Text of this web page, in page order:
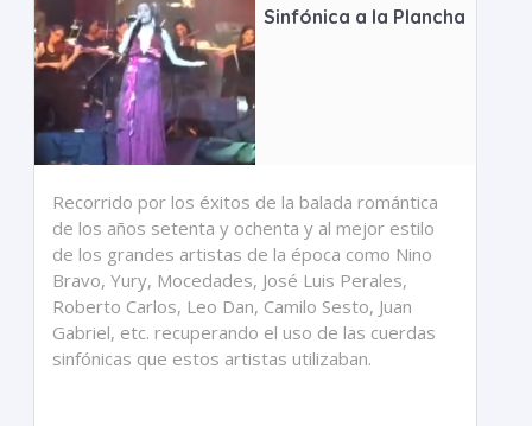
Sinfónica a la Plancha
Recorrido por los éxitos de la balada romántica
de los años setenta y ochenta y al mejor estilo
de los grandes artistas de la época como Nino
Bravo, Yury, Mocedades, José Luis Perales,
Roberto Carlos, Leo Dan, Camilo Sesto, Juan
Gabriel, etc. recuperando el uso de las cuerdas
sinfónicas que estos artistas utilizaban.